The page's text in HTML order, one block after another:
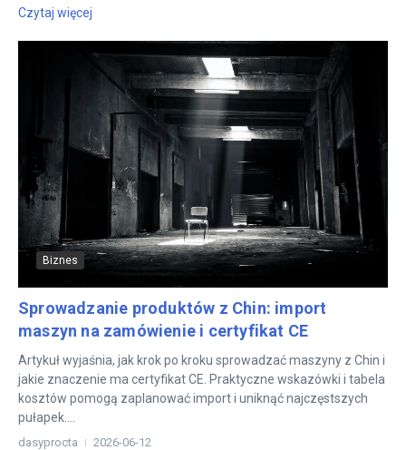
Czytaj więcej
Biznes
Sprowadzanie produktów z Chin: import
maszyn na zamówienie i certyfikat CE
Artykuł wyjaśnia, jak krok po kroku sprowadzać maszyny z Chin i
jakie znaczenie ma certyfikat CE. Praktyczne wskazówki i tabela
kosztów pomogą zaplanować import i uniknąć najczęstszych
pułapek....
dasyprocta 2026-06-12